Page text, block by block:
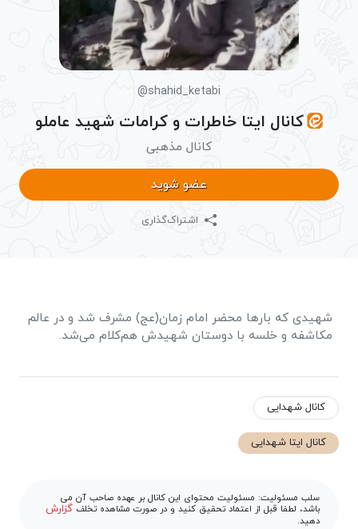
@shahid_ketabi
کانال ایتا خاطرات و کرامات شهید عاملو
کانال مذهبی
عضو شوید
اشتراک‌گذاری
شهیدی که بارها محضر امام زمان(عج) مشرف شد و در عالم
مکاشفه و خلسه با دوستان شهیدش هم‌کلام می‌شد.
کانال شهدایی
کانال ایتا شهدایی
سلب مسئولیت: مسئولیت محتوای این کانال بر عهده صاحب آن می
باشد، لطفا قبل از اعتماد تحقیق کنید و در صورت مشاهده تخلف گزارش
دهید.